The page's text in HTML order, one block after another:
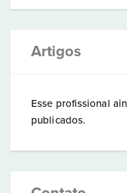
Artigos
Esse profissional
publicados.